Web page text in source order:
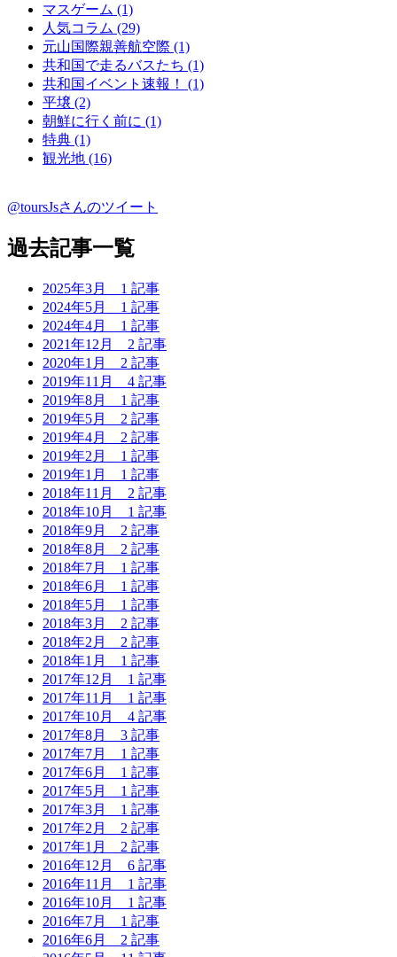
マスゲーム (1)
人気コラム (29)
元山国際親善航空際 (1)
共和国で走るバスたち (1)
共和国イベント速報！ (1)
平壌 (2)
朝鮮に行く前に (1)
特典 (1)
観光地 (16)
@toursJsさんのツイート
過去記事一覧
2025年3月 1 記事
2024年5月 1 記事
2024年4月 1 記事
2021年12月 2 記事
2020年1月 2 記事
2019年11月 4 記事
2019年8月 1 記事
2019年5月 2 記事
2019年4月 2 記事
2019年2月 1 記事
2019年1月 1 記事
2018年11月 2 記事
2018年10月 1 記事
2018年9月 2 記事
2018年8月 2 記事
2018年7月 1 記事
2018年6月 1 記事
2018年5月 1 記事
2018年3月 2 記事
2018年2月 2 記事
2018年1月 1 記事
2017年12月 1 記事
2017年11月 1 記事
2017年10月 4 記事
2017年8月 3 記事
2017年7月 1 記事
2017年6月 1 記事
2017年5月 1 記事
2017年3月 1 記事
2017年2月 2 記事
2017年1月 2 記事
2016年12月 6 記事
2016年11月 1 記事
2016年10月 1 記事
2016年7月 1 記事
2016年6月 2 記事